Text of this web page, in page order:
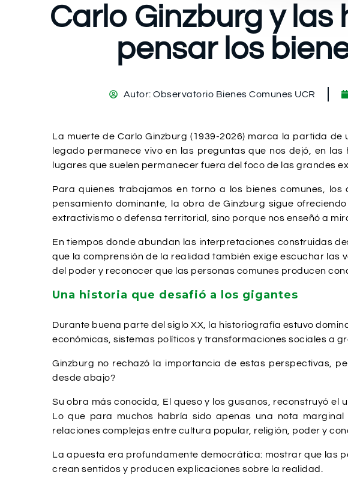
Carlo Ginzburg y
pensar los
Autor: Observatorio Bienes Comunes UCR
La muerte de Carlo Ginzburg (1939-2026) marca la partida
legado permanece vivo en las preguntas que nos dejó, en
lugares que suelen permanecer fuera del foco de las grandes
Para quienes trabajamos en torno a los bienes comunes,
pensamiento dominante, la obra de Ginzburg sigue
extractivismo o defensa territorial, sino porque nos enseñó a
En tiempos donde abundan las interpretaciones construidas
que la comprensión de la realidad también exige escuchar las
del poder y reconocer que las personas comunes producen
Una historia que desafió a los gigantes
Durante buena parte del siglo XX, la historiografía estuvo
económicas, sistemas políticos y transformaciones sociales a
Ginzburg no rechazó la importancia de estas perspectivas,
desde abajo?
Su obra más conocida, El queso y los gusanos, reconstruyó el
Lo que para muchos habría sido apenas una nota
relaciones complejas entre cultura popular, religión, poder y
La apuesta era profundamente democrática: mostrar que las
crean sentidos y producen explicaciones sobre la realidad.